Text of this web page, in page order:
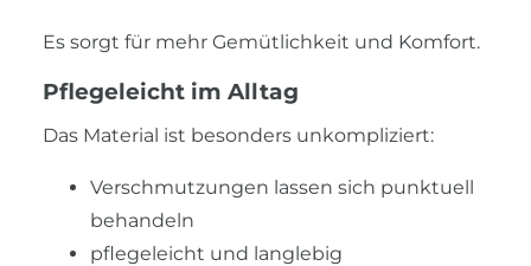
Es sorgt für mehr Gemütlichkeit und Komfort.
Pflegeleicht im Alltag
Das Material ist besonders unkompliziert:
Verschmutzungen lassen sich punktuell
behandeln
pflegeleicht und langlebig